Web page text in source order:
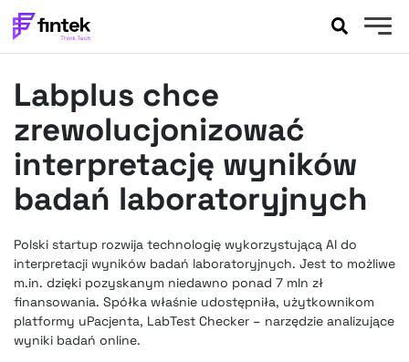
BANKOWOŚĆ
EVENTY
FELIETONY
WYWIADY
LEGAL
FINTEKEXTRA
OKIEM EKSPERTA
Labplus chce
zrewolucjonizować
interpretację wyników
badań laboratoryjnych
Polski startup rozwija technologię wykorzystującą AI do
interpretacji wyników badań laboratoryjnych. Jest to możliwe
m.in. dzięki pozyskanym niedawno ponad 7 mln zł
finansowania. Spółka właśnie udostępniła, użytkownikom
platformy uPacjenta, LabTest Checker – narzędzie analizujące
wyniki badań online.